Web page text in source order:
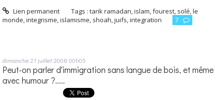
Lien permanent Tags :tarik ramadan,islam,fourest, solé,le
monde,integrisme,islamisme, shoah,juifs,integration 7
dimanche 27 juillet 2008 00h05
Peut-on parler d'immigration sans langue de bois, et même
avec humour ?.....